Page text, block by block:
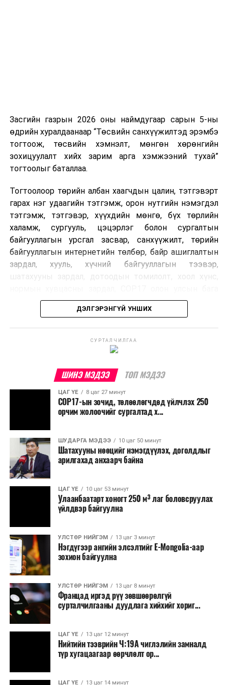
Шинэ хууль Францын зах зээлд үйлчилдэг гадаадын
дуудлагын төвүүдэд нөлөөлөхөөр байна. Тухайлбал,
Мароккогийн дуудлагын төвүүдийн орлогын 80 гаруй
хувь Францын зах зээлээс бүрддэг бөгөөд тус улсын
40–50 мянган ажлын байр эрсдэлд орж болзошгүйг
Засгийн газрын 2026 оны наймдугаар сарын 5-ны
өдрийн хуралдаанаар “Төсвийн санхүүжилтэд эрэмбэ
тогтоож, төсвийн хэмнэлт, мөнгөн хөрөнгийн
зохицуулалт хийх зарим арга хэмжээний тухай”
тогтоолыг баталлаа.
Тогтоолоор төрийн албан хаагчдын цалин, тэтгэвэрт
гарах нэг удаагийн тэтгэмж, орон нутгийн нэмэгдэл
тэтгэмж, тэтгэвэр, хүүхдийн мөнгө, бүх төрлийн
халамж, сургууль, цэцэрлэг болон сургалтын
байгууллагын урсгал засвар, санхүүжилт, төрийн
байгууллагын интернетийн төлбөр, байр ашиглалтын
зардал, хууль, хүчний байгууллагын тээвэр,
хурлын зардал, Засгийн газрын өр, орон нутгийн нөөц
хөрөнгийн санхүүжилтийг хэвийн үргэлжлүүлэхээр
шийдвэрлэжээ.
Харин дараах зардлыг хязгаарлахаар болсон байна.
шийдвэртэйгээс бусад хурал, зөвлөгөөн, ой,
тэмдэглэлт өдөр, найр наадам, соёлын арга
Урьдчилан төлөвлөсөн төрийн өндөр албан
тушаалтны томилолтоос бусад гадаад
томилолт, гадаадын зочин хүлээн авах зардал;
Зайлшгүй шаардлагагүй тоног төхөөрөмж,
тавилга, автомашин худалдан авах;
Батлан хамгаалах, хууль зүйн салбараас бусад
Хуулиар заавал мэдээлэхээс бусад кино,
контент, хэвлэлийн зардал;
Заавал олгохоос бусад тэтгэмж, урамшуулал.
Санхүүгийн хэмнэлтийн горимыг 2026 оны
арванхоёрдугаар сарын 31 хүртэл мөрдөнө. Харин
эрүүл мэндийн салбар уг хэмнэлтийн горимд
хамрагдахгүй бөгөөд цэцэрлэг, сургуулийн хүүхдийн
эрт илрүүлэг, вакцинжуулалт, томуу, томуу төст
өвчний эсрэг арга хэмжээ зэрэг зайлшгүй
үргэлжилнэ гэж Ерөнхий сайд Н.Учрал онцоллоо.
ДЭЛГЭРЭНГҮЙ УНШИХ
СУРТАЛЧИЛГАА
ШИНЭ МЭДЭЭ ТОП МЭДЭЭ
ЦАГ ҮЕ 8 цаг 27 минут
COP17-ын зочид, төлөөлөгчдөд үйлчлэх 250
орчим жолоочийг сургалтад х...
ШУДАРГА МЭДЭЭ 10 цаг 50 минут
Шатахууны нөөцийг нэмэгдүүлэх, доголдлыг
арилгахад анхаарч байна
ЦАГ ҮЕ 10 цаг 53 минут
Улаанбаатарт хоногт 250 м³ лаг боловсруулах
үйлдвэр байгуулна
УЛСТӨР НИЙГЭМ 13 цаг 3 минут
Нэгдүгээр ангийн элсэлтийг E-Mongolia-аар
зохион байгуулна
УЛСТӨР НИЙГЭМ 13 цаг 8 минут
Францад иргэд рүү зөвшөөрөлгүй
сурталчилгааны дуудлага хийхийг хориг...
ЦАГ ҮЕ 13 цаг 12 минут
Нийтийн тээврийн Ч:19А чиглэлийн замналд
түр хугацаагаар өөрчлөлт ор...
ЦАГ ҮЕ 13 цаг 14 минут